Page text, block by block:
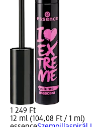
1 249 Ft
12 ml (104,08 Ft / 1 ml)